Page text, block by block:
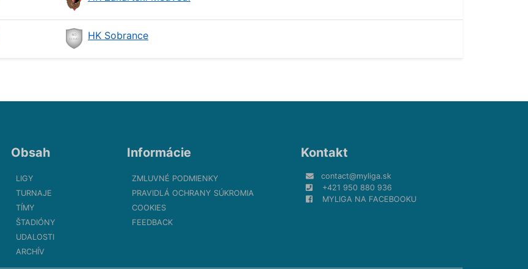
HK Sobrance
Obsah
LIGY
TURNAJE
TÍMY
ŠTADIÓNY
UDALOSTI
ARCHÍV
Informácie
ZMLUVNÉ PODMIENKY
PRAVIDLÁ OCHRANY SÚKROMIA
COOKIES
FEEDBACK
Kontakt
contact@myliga.sk
+421 950 880 936
MYLIGA NA FACEBOOKU